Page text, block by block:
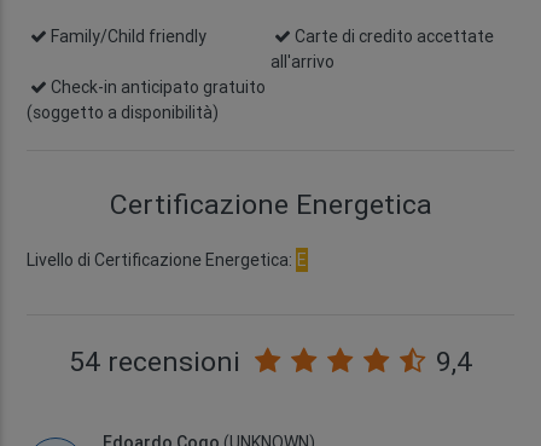
Family/Child friendly
Carte di credito accettate
all'arrivo
Check-in anticipato gratuito
(soggetto a disponibilità)
Certificazione Energetica
Livello di Certificazione Energetica: E
54 recensioni 9,4